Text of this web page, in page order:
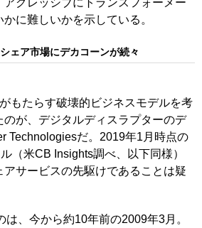
に難しいかを示している。
ェア市場にデカコーンが続々
もたらす破壊的ビジネスモデルを考
が、デジタルディスラプターのデ
Technologiesだ。2019年1月時点の
（米CB Insights調べ、以下同様）
サービスの先駆けであることは疑
、今から約10年前の2009年3月。